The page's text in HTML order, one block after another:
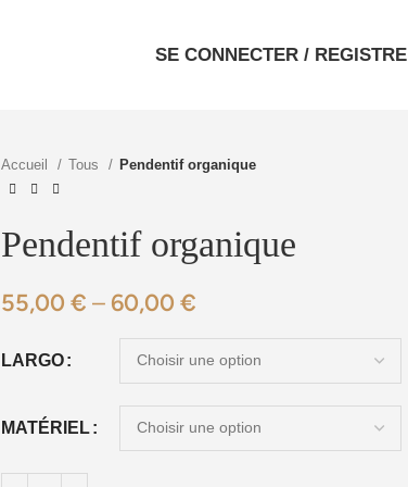
SE CONNECTER / REGISTRE
Accueil
Tous Pendentif organique
Pendentif organique
55,00 € – 60,00 €
LARGO
MATÉRIEL